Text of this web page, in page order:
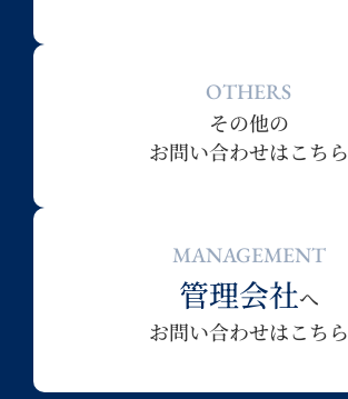
OTHERS
その他の
お問い合わせはこちら
MANAGEMENT
管理会社へ
お問い合わせはこちら